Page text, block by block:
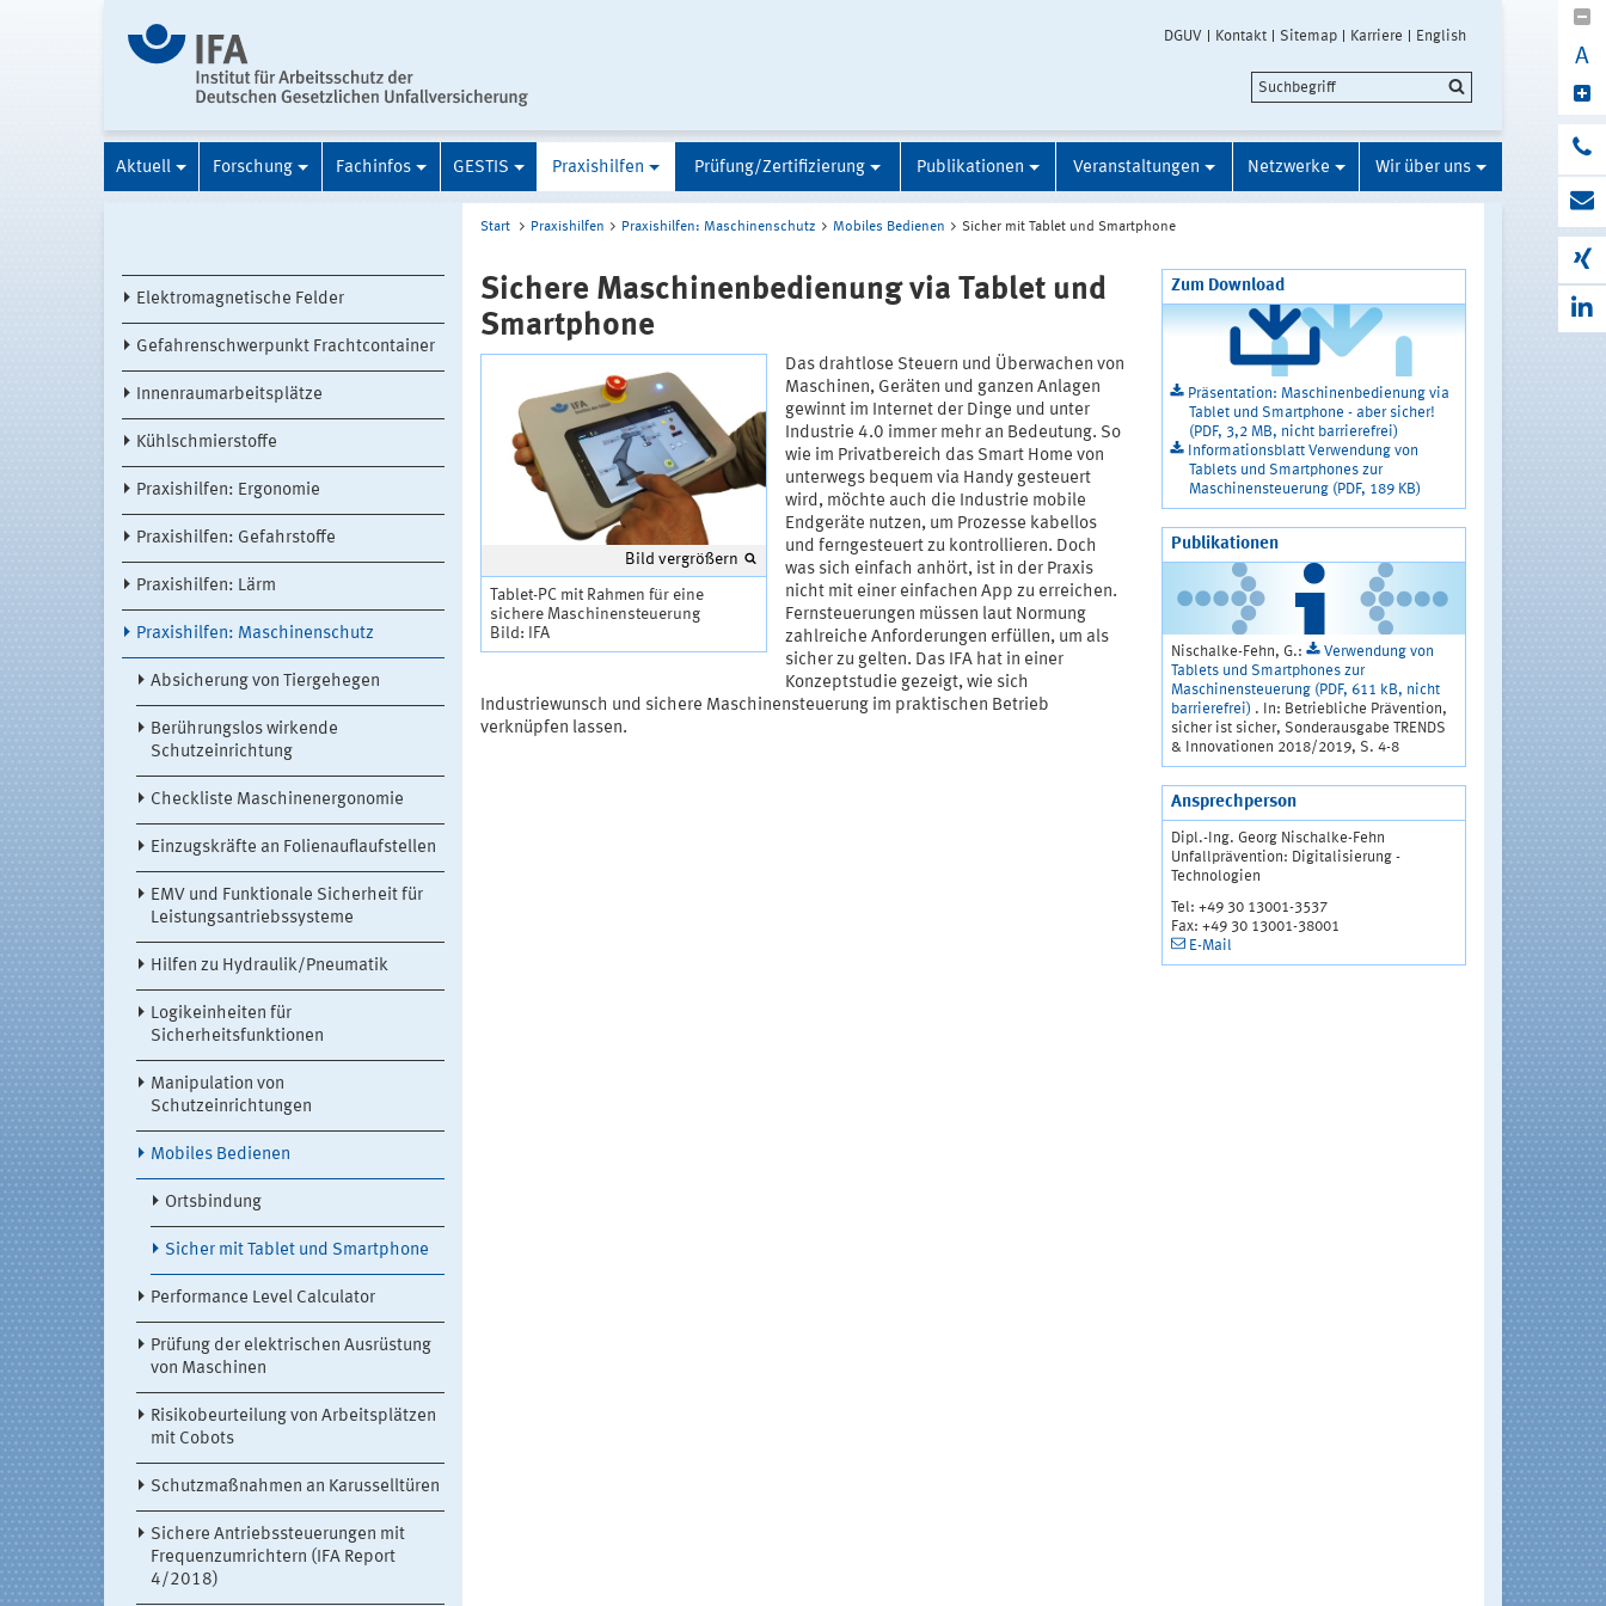
DGUV Kontakt Sitemap Karriere English
A
Aktuell Forschung Fachinfos GESTIS Praxishilfen Prüfung/Zertifizierung Publikationen Veranstaltungen Netzwerke Wir über uns
Elektromagnetische Felder
Gefahrenschwerpunkt Frachtcontainer
Innenraumarbeitsplätze
Kühlschmierstoffe
Praxishilfen: Ergonomie
Praxishilfen: Gefahrstoffe
Praxishilfen: Lärm
Praxishilfen: Maschinenschutz
Absicherung von Tiergehegen
Berührungslos wirkende
Schutzeinrichtung
Checkliste Maschinenergonomie
Einzugskräfte an Folienauflaufstellen
EMV und Funktionale Sicherheit für
Leistungsantriebssysteme
Hilfen zu Hydraulik/Pneumatik
Logikeinheiten für
Sicherheitsfunktionen
Manipulation von
Schutzeinrichtungen
Mobiles Bedienen
Ortsbindung
Sicher mit Tablet und Smartphone
Performance Level Calculator
Prüfung der elektrischen Ausrüstung
von Maschinen
Risikobeurteilung von Arbeitsplätzen
mit Cobots
Schutzmaßnahmen an Karusselltüren
Sichere Antriebssteuerungen mit
Frequenzumrichtern (IFA Report
4/2018)
Start Praxishilfen Praxishilfen: Maschinenschutz Mobiles Bedienen Sicher mit Tablet und Smartphone
Sichere Maschinenbedienung via Tablet und
Smartphone
Bild vergrößern
Tablet-PC mit Rahmen für eine
sichere Maschinensteuerung
Bild: IFA
Das drahtlose Steuern und Überwachen von
Maschinen, Geräten und ganzen Anlagen
gewinnt im Internet der Dinge und unter
Industrie 4.0 immer mehr an Bedeutung. So
wie im Privatbereich das Smart Home von
unterwegs bequem via Handy gesteuert
wird, möchte auch die Industrie mobile
Endgeräte nutzen, um Prozesse kabellos
und ferngesteuert zu kontrollieren. Doch
was sich einfach anhört, ist in der Praxis
nicht mit einer einfachen App zu erreichen.
Fernsteuerungen müssen laut Normung
zahlreiche Anforderungen erfüllen, um als
sicher zu gelten. Das IFA hat in einer
Konzeptstudie gezeigt, wie sich
Industriewunsch und sichere Maschinensteuerung im praktischen Betrieb
verknüpfen lassen.
Zum Download
Präsentation: Maschinenbedienung via
Tablet und Smartphone - aber sicher!
(PDF, 3,2 MB, nicht barrierefrei)
Informationsblatt Verwendung von
Tablets und Smartphones zur
Maschinensteuerung (PDF, 189 KB)
Publikationen
Nischalke-Fehn, G.:
Verwendung von
Tablets und Smartphones zur
Maschinensteuerung (PDF, 611 kB, nicht
barrierefrei) . In: Betriebliche Prävention,
sicher ist sicher, Sonderausgabe TRENDS
& Innovationen 2018/2019, S. 4-8
Ansprechperson
Dipl.-Ing. Georg Nischalke-Fehn
Unfallprävention: Digitalisierung -
Technologien
Tel: +49 30 13001-3537
Fax: +49 30 13001-38001
E-Mail